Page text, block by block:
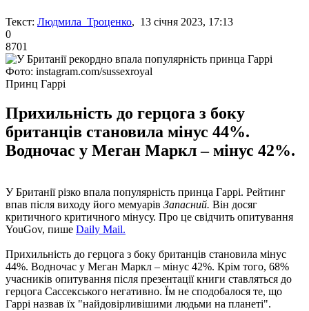
Текст: Людмила Троценко, 13 січня 2023, 17:13
0
8701
Фото: instagram.com/sussexroyal
Принц Гаррі
Прихильність до герцога з боку
британців становила мінус 44%.
Водночас у Меган Маркл – мінус 42%.
У Британії різко впала популярність принца Гаррі. Рейтинг
впав після виходу його мемуарів Запасний. Він досяг
критичного критичного мінусу. Про це свідчить опитування
YouGov, пише Daily Mail.
Прихильність до герцога з боку британців становила мінус
44%. Водночас у Меган Маркл – мінус 42%. Крім того, 68%
учасників опитування після презентації книги ставляться до
герцога Сассекського негативно. Їм не сподобалося те, що
Гаррі назвав їх "найдовірливішими людьми на планеті".